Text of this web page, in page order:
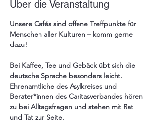
Über die Veranstaltung
Unsere Cafés sind offene Treffpunkte für
Menschen aller Kulturen – komm gerne
dazu!
Bei Kaffee, Tee und Gebäck übt sich die
deutsche Sprache besonders leicht.
Ehrenamtliche des Asylkreises und
Berater*innen des Caritasverbandes hören
zu bei Alltagsfragen und stehen mit Rat
und Tat zur Seite.